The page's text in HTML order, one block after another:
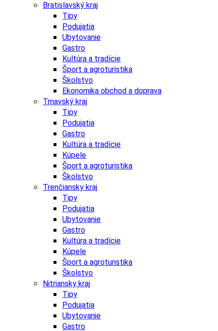
Bratislavský kraj
Tipy
Podujatia
Ubytovanie
Gastro
Kultúra a tradície
Šport a agroturistika
Školstvo
Ekonomika obchod a doprava
Trnavský kraj
Tipy
Podujatia
Gastro
Kultúra a tradície
Kúpele
Šport a agroturistika
Školstvo
Trenčiansky kraj
Tipy
Podujatia
Ubytovanie
Gastro
Kultúra a tradície
Kúpele
Šport a agroturistika
Školstvo
Nitriansky kraj
Tipy
Podujatia
Ubytovanie
Gastro